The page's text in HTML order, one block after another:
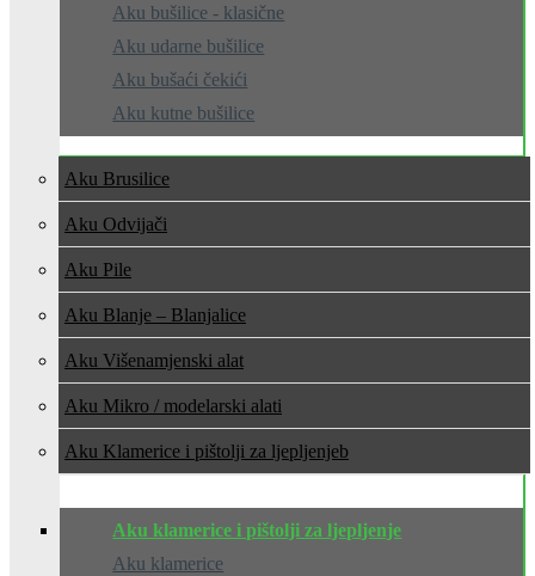
Aku bušilice - klasične
Aku udarne bušilice
Aku bušaći čekići
Aku kutne bušilice
Aku Brusilice
Aku Odvijači
Aku Pile
Aku Blanje – Blanjalice
Aku Višenamjenski alat
Aku Mikro / modelarski alati
Aku Klamerice i pištolji za ljepljenje
Aku klamerice i pištolji za ljepljenje
Aku klamerice